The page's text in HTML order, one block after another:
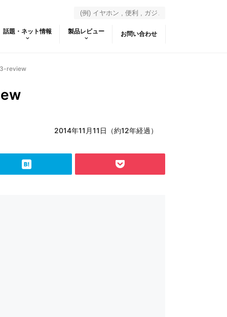
話題・ネット情報 製品レビュー お問い合わせ
review
2014年11月11日（約12年経過）